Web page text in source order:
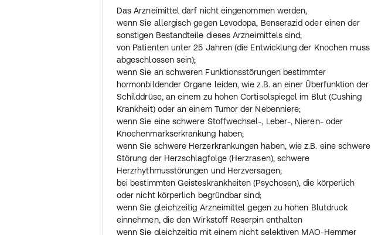
Dopamin. Der Mangel an Dopamin in bestimmten Bereichen des
Gehirns ist eine Ursache für die Parkinson-Krankheit. Durch die
Umwandlung von Levodopa zu Dopamin wird dieser Mangel
ausgeglichen. Der zweite Wirkstoff Benserazid hemmt den Abbau
von Levodopa außerhalb des Gehirns, sodass eine geringere Dosis
Levodopa eingenommen werden kann.
Die Wirkstoffe Levodopa und Benserazid werden aus der
besonderen Darreichungsform (retardierte Hartkapseln) des
Arzneimittels zeitlich verzögert über einen längeren Zeitraum
freigesetzt.
Das Arzneimittel wird angewendet
als Zusatzbehandlung der Parkinson-Krankheit (Schüttellähmung,
eine Erkrankung mit grobschlägigem Zittern,
Bewegungsverlangsamung und Starre der Muskeln), wenn Sie
bereits Levodopa in Kombination mit Benserazid oder Carbidopa in
einer nicht retardierten Darreichungsform erhalten.
Es liegen weder ausreichende klinische Erfahrungen mit dem
Arzneimittel bei nicht mit Levodopa vorbehandelten Patienten noch
in Kombination mit anderen Antiparkinsonmitteln oder bei
Das Arzneimittel darf nicht eingenommen werden,
wenn Sie allergisch gegen Levodopa, Benserazid oder einen der
sonstigen Bestandteile dieses Arzneimittels sind;
von Patienten unter 25 Jahren (die Entwicklung der Knochen muss
abgeschlossen sein);
wenn Sie an schweren Funktionsstörungen bestimmter
hormonbildender Organe leiden, wie z.B. an einer Überfunktion der
Schilddrüse, an einem zu hohen Cortisolspiegel im Blut (Cushing
Krankheit) oder an einem Tumor der Nebenniere;
wenn Sie eine schwere Stoffwechsel-, Leber-, Nieren- oder
Knochenmarkserkrankung haben;
wenn Sie schwere Herzerkrankungen haben, wie z.B. eine schwere
Störung der Herzschlagfolge (Herzrasen), schwere
Herzrhythmusstörungen und Herzversagen;
bei bestimmten Geisteskrankheiten (Psychosen), die körperlich
oder nicht körperlich begründbar sind;
wenn Sie gleichzeitig Arzneimittel gegen zu hohen Blutdruck
einnehmen, die den Wirkstoff Reserpin enthalten
wenn Sie gleichzeitig mit einem nicht selektiven MAO-Hemmer